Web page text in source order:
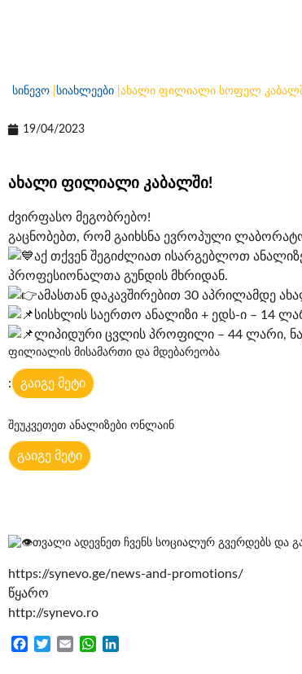
სინევო სიახლეები ახალი ფილიალი სოფელ
19/04/2023
ახალი ფილიალი კაბალში!
ძვირფასო მეგობრებო!
გაცნობებთ, რომ გაიხსნა ევროპული
აქ თქვენ შეგიძლიათ ისარგებლოთ
პროფესიონალთა გუნდის მხრიდან.
ამასთან დაკავშირებით 30 აპრილამდე
სისხლის საერთო ანალიზი + ედს-ი – 14
ლიპიდური ცვლის პროფილი – 44 ლარი,
ფილიალის მისამართი და მდებარეობა
: გაიგე მეტი
შეუკვეთეთ ანალიზები ონლაინ
გაიგე მეტი
თვალი ადევნეთ ჩვენს სოციალურ გვერდებს და
https://synevo.ge/news-and-promotions/
წყარო
http://synevo.ro
FacebookTwitter
Email WhatsApp